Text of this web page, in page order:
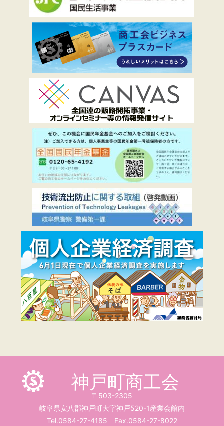
神戸町商工会
〒503-2305
岐阜県安八郡神戸町大字神戸520-1産業会館内
Tel.0584-27-4185 Fax.0584-27-8022